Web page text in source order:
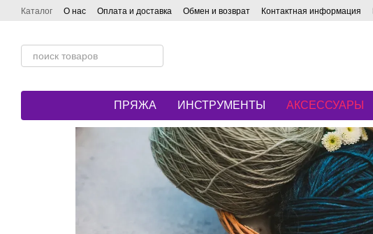
Перейти к основному контенту
Каталог О нас Оплата и доставка Обмен и возврат Контактная информация
ПРЯЖА ИНСТРУМЕНТЫ АКСЕССУАРЫ